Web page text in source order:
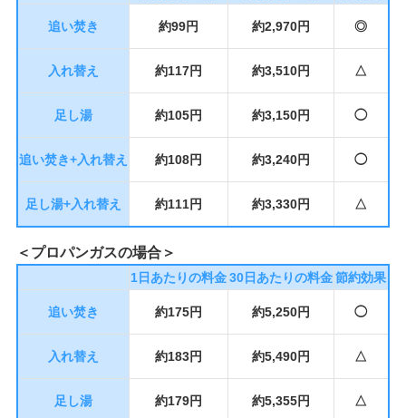
追い焚き 約99円 約2,970円 ◎
入れ替え 約117円 約3,510円 △
足し湯 約105円 約3,150円 ◯
追い焚き+入れ替え 約108円 約3,240円 ◯
足し湯+入れ替え 約111円 約3,330円 △
＜プロパンガスの場合＞
1日あたりの料金30日あたりの料金 節約効果
追い焚き 約175円 約5,250円 ◯
入れ替え 約183円 約5,490円 △
足し湯 約179円 約5,355円 △